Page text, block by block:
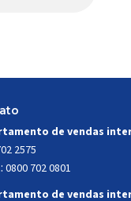
de vendas
2575
0800 702 0801
de vendas